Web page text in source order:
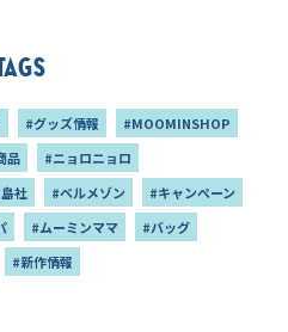
#グッズ情報
#MOOMINSHOP
品
#ニョロニョロ
社 #ベルメゾン
#キャンペーン
#ムーミンママ
#バッグ
#新作情報